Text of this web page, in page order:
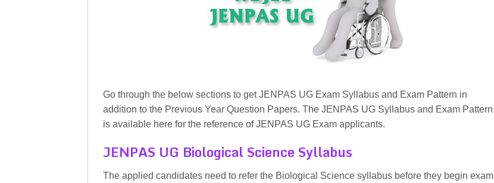
Go through the below sections to get JENPAS UG Exam Syllabus and Exam Pattern in
addition to the Previous Year Question Papers. The JENPAS UG Syllabus and Exam Pattern
is available here for the reference of JENPAS UG Exam applicants.
JENPAS UG Biological Science Syllabus
The applied candidates need to refer the Biological Science syllabus before they begin exam